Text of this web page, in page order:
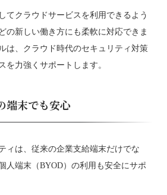
てクラウドサービスを利用できるよう
の新しい働き方にも柔軟に対応できま
は、クラウド時代のセキュリティ対策
を力強くサポートします。
端末でも安心
ィは、従来の企業支給端末だけでな
人端末（BYOD）の利用も安全にサポ